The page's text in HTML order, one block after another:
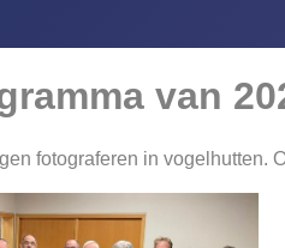
van
fotograferen in vogelhutten.